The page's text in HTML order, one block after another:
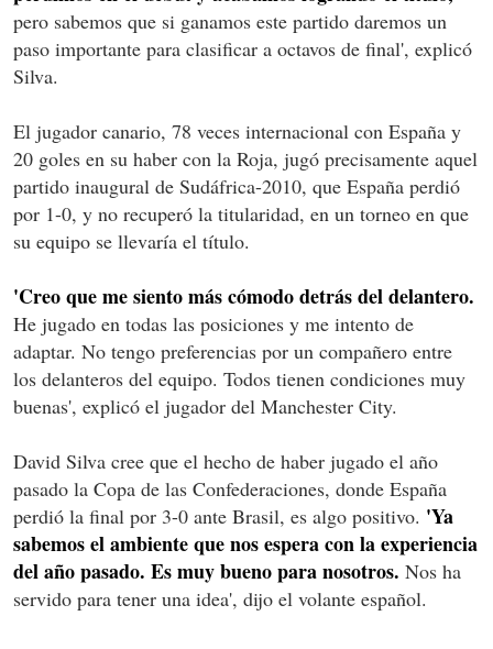
pero sabemos que si ganamos este partido daremos un
paso importante para clasificar a octavos de final', explicó
Silva.
El jugador canario, 78 veces internacional con España y
20 goles en su haber con la Roja, jugó precisamente aquel
partido inaugural de Sudáfrica-2010, que España perdió
por 1-0, y no recuperó la titularidad, en un torneo en que
su equipo se llevaría el título.
'Creo que me siento más cómodo detrás del delantero.
He jugado en todas las posiciones y me intento de
adaptar. No tengo preferencias por un compañero entre
los delanteros del equipo. Todos tienen condiciones muy
buenas', explicó el jugador del Manchester City.
David Silva cree que el hecho de haber jugado el año
pasado la Copa de las Confederaciones, donde España
perdió la final por 3-0 ante Brasil, es algo positivo. 'Ya
sabemos el ambiente que nos espera con la experiencia
del año pasado. Es muy bueno para nosotros. Nos ha
servido para tener una idea', dijo el volante español.